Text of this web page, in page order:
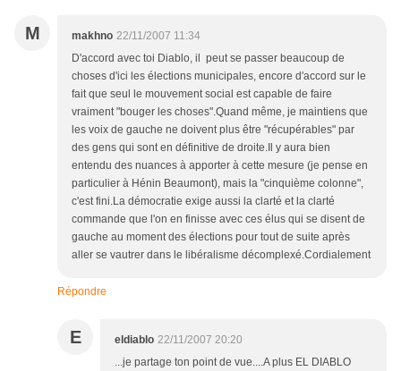
M makhno 22/11/2007 11:34
D'accord avec toi Diablo, il peut se passer beaucoup de
choses d'ici les élections municipales, encore d'accord sur le
fait que seul le mouvement social est capable de faire
vraiment "bouger les choses".Quand même, je maintiens que
les voix de gauche ne doivent plus être "récupérables" par
des gens qui sont en définitive de droite.Il y aura bien
entendu des nuances à apporter à cette mesure (je pense en
particulier à Hénin Beaumont), mais la "cinquième colonne",
c'est fini.La démocratie exige aussi la clarté et la clarté
commande que l'on en finisse avec ces élus qui se disent de
gauche au moment des élections pour tout de suite après
aller se vautrer dans le libéralisme décomplexé.Cordialement
Répondre
E eldiablo 22/11/2007 20:20
...je partage ton point de vue....A plus EL DIABLO